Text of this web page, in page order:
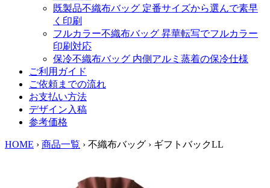
既製品不織布バッグ 定番サイズから選んで素早
く印刷
フルカラー不織布バッグ 昇華転写でフルカラー
印刷対応
保冷不織布バッグ 内側アルミ蒸着の保冷仕様
ご利用ガイド
ご依頼までの流れ
お支払い方法
デザイン入稿
参考価格
HOME › 商品一覧 › 不織布バッグ › ギフトバックLL